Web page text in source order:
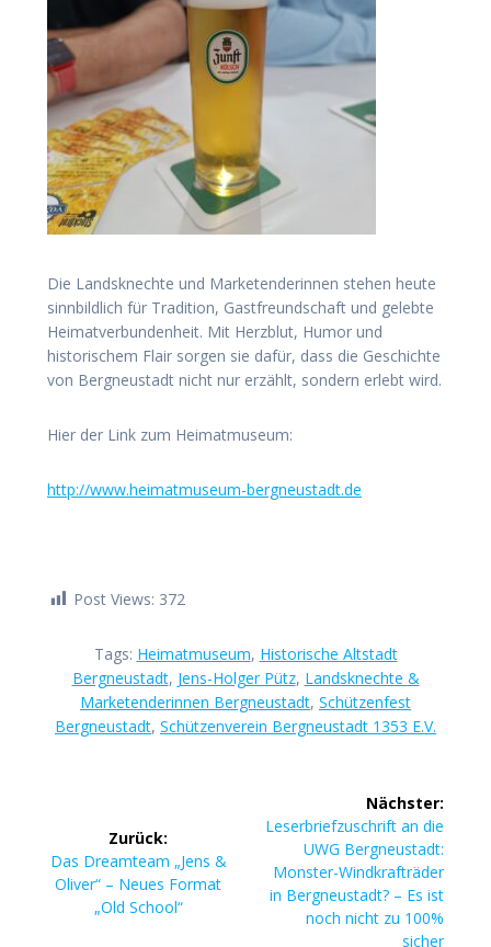
Die Landsknechte und Marketenderinnen stehen heute
sinnbildlich für Tradition, Gastfreundschaft und gelebte
Heimatverbundenheit. Mit Herzblut, Humor und
historischem Flair sorgen sie dafür, dass die Geschichte
von Bergneustadt nicht nur erzählt, sondern erlebt wird.
Hier der Link zum Heimatmuseum:
http://www.heimatmuseum-bergneustadt.de
Post Views: 372
Tags: Heimatmuseum, Historische Altstadt
Bergneustadt, Jens-Holger Pütz, Landsknechte &
Marketenderinnen Bergneustadt, Schützenfest
Bergneustadt, Schützenverein Bergneustadt 1353 E.V.
Zurück:
Vorheriger
Beitrag:
Das Dreamteam „Jens &
Oliver“ – Neues Format
„Old School“
Nächster:
Nächster
Beitrag:
Leserbriefzuschrift an die
UWG Bergneustadt:
Monster-Windkrafträder
in Bergneustadt? – Es ist
noch nicht zu 100%
sicher